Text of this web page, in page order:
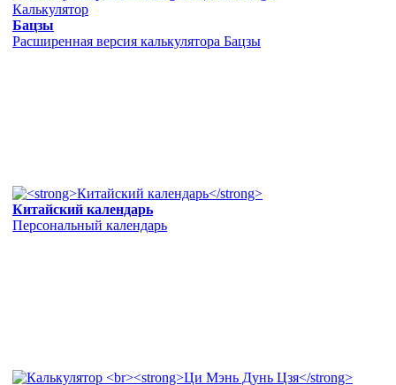
Калькулятор
Бацзы
Расширенная версия калькулятора Бацзы
Китайский календарь
Персональный календарь